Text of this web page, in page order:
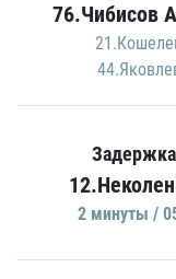
76.Чибисов
2 минуты /